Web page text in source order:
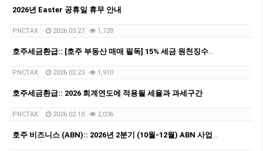
2026년 Easter 공휴일 휴무 안내
PNCTAX 2026.03.27 1,728
호주세금환급:: [호주 부동산 매매 필독] 15% 세금 원천징수를 피하는 방법: Clearance Certificate/Variation Notice 완벽 정리
PNCTAX 2026.02.23 1,910
호주세금환급:: 2026 회계연도에 적용될 세율과 과세구간
PNCTAX 2026.02.10 2,036
호주 비즈니스 (ABN):: 2026년 2분기 (10월-12월) ABN 사업자 GST/BAS 신청 마감일 안내 (2월28일)